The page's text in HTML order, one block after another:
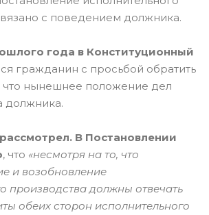
с поведением должника.
года в Конституционный
гражданин с просьбой обратить
что нынешнее положение дел
должника.
В Постановлении
, что «несмотря на то, что
и возобновление
производства должны отвечать
обеих сторон исполнительного